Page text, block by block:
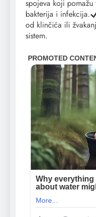
spojeva koji
bakterija i infekcija.
od klinčića ili
sistem.